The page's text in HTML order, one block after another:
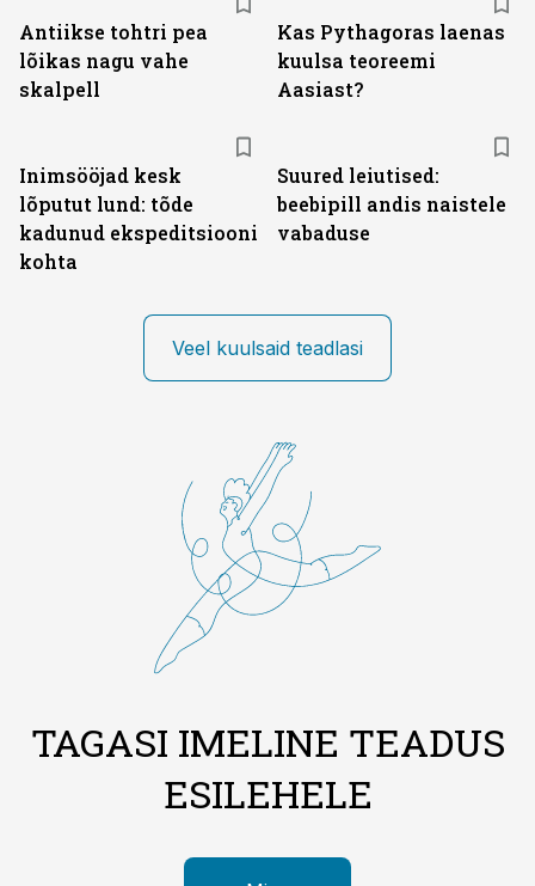
Antiikse tohtri pea
lõikas nagu vahe
skalpell
Kas Pythagoras laenas
kuulsa teoreemi
Aasiast?
Inimsööjad kesk
lõputut lund: tõde
kadunud ekspeditsiooni
kohta
Suured leiutised:
beebipill andis naistele
vabaduse
Veel kuulsaid teadlasi
TAGASI IMELINE TEADUS
ESILEHELE